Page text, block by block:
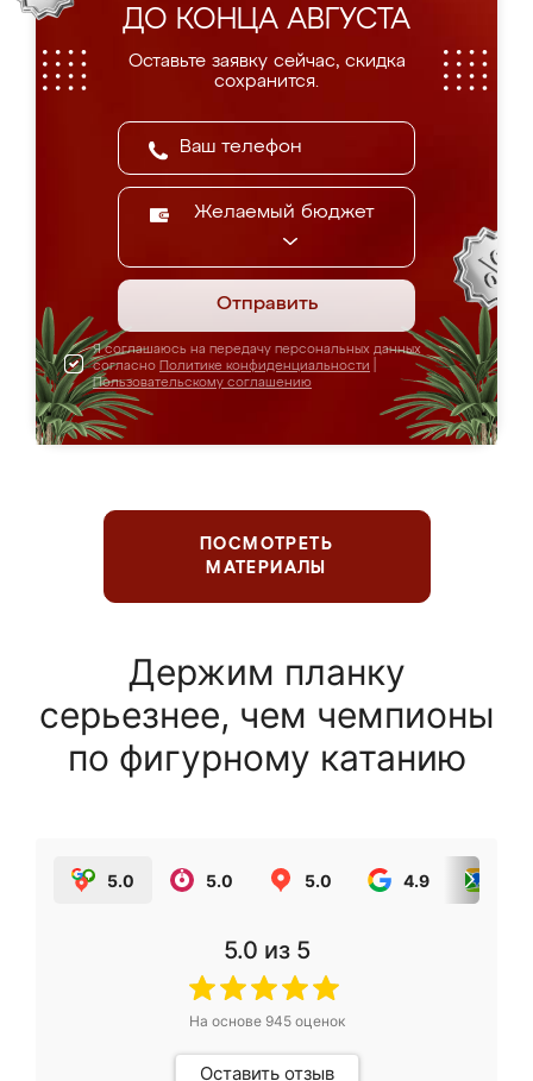
ДО КОНЦА АВГУСТА
Оставьте заявку сейчас, скидка
сохранится.
Желаемый бюджет
Отправить
Я соглашаюсь на передачу персональных данных
согласно Политике конфиденциальности
Пользовательскому соглашению
ПОСМОТРЕТЬ
МАТЕРИАЛЫ
Держим планку
серьезнее, чем чемпионы
по фигурному катанию
5.0 5.0 5.0 4.9
5.0 из 5
На основе 945оценок
Оставить отзыв